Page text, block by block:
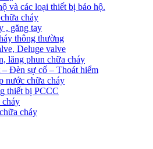
và các loại thiết bị bảo hộ.
cháy
, găng tay
thông thường
Deluge valve
lăng phun chữa cháy
Đèn sự cố – Thoát hiểm
nước chữa cháy
thiết bị PCCC
cháy
cháy